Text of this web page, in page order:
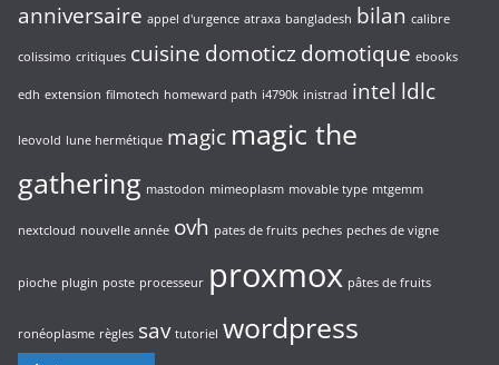
anniversaire appel d'urgence atraxa bangladesh bilan calibre
colissimo critiques cuisine domoticzdomotique ebooks
edh extension filmotech homeward path i4790k inistrad intel ldlc
leovold lune hermétique magic magic the
gathering mastodon mimeoplasm movable type mtgemm
nextcloud nouvelle année ovh pates de fruits peches peches de vigne
pioche plugin poste processeur proxmox pâtes de fruits
ronéoplasme règles sav tutoriel wordpress